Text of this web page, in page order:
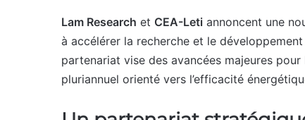
Lam Research et CEA-Leti annoncent une
à accélérer la recherche et le
partenariat vise des avancées majeures
pluriannuel orienté vers l’efficacité